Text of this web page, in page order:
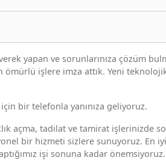
yapan ve sorunlarınıza çözüm
işlere imza attık. Yeni
bir telefonla yanınıza geliyoruz.
açma, tadilat ve tamirat işlerinizde
bir hizmeti sizlere sunuyoruz. En
işi sonuna kadar önemsiyoruz.